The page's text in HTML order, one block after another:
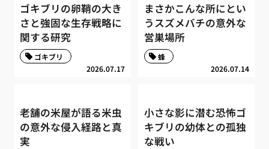
ゴキブリの卵鞘の大き
さと強固な生存戦略に
関する研究
2026.07.17
ゴキブリ
まさかこんな所にとい
うスズメバチの意外な
営巣場所
2026.07.14
蜂
老舗の米屋が語る米虫
の意外な侵入経路と真
実
小さな影に潜む恐怖ゴ
キブリの幼体との孤独
な戦い